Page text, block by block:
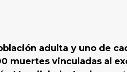
adulta y uno de
muertes vinculadas al